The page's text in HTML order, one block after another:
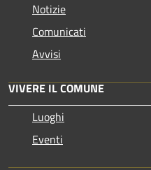
Notizie
Comunicati
Avvisi
VIVERE IL COMUNE
Luoghi
Eventi